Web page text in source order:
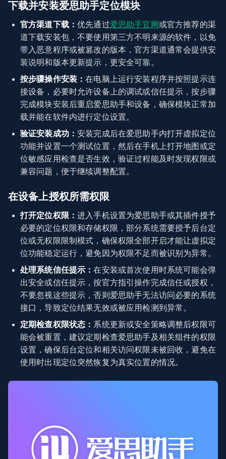
下载并安装爱思助手定位模块
官方渠道下载：优先通过爱思助手官网或官方推荐的渠
道下载安装包，不要使用第三方不明来源的软件，以免
带入恶意程序或被篡改的版本，官方渠道通常会提供安
装说明和版本更新提示，更安全可靠。
按步骤操作安装：在电脑上运行安装程序并按照提示连
接设备，必要时允许设备上的调试或信任提示，按步骤
完成模块安装后重启爱思助手和设备，确保模块正常加
载并能在软件内进行定位设置。
验证安装成功：安装完成后在爱思助手内打开虚拟定位
功能并设置一个测试位置，然后在手机上打开地图或定
位敏感应用检查是否生效，验证过程能及时发现权限或
兼容问题，便于继续调整配置。
在设备上授权所需权限
打开定位权限：进入手机设置为爱思助手或其插件授予
必要的定位权限和存储权限，部分系统需要授予后台定
位或无权限限制模式，确保权限全部开启才能让虚拟定
位功能稳定运行，避免因为权限不足而被识别为异常。
处理系统信任提示：在安装或首次使用时系统可能会弹
出安全或信任提示，按官方指引操作完成信任或授权，
不要忽视这些提示，否则爱思助手无法访问必要的系统
接口，导致定位结果无效或被应用检测到异常。
定期检查权限状态： 系统更新或安全策略调整后权限可
能会被重置，建议定期检查爱思助手及相关组件的权限
设置，确保后台定位和相关访问权限未被回收，避免在
使用时出现定位突然恢复为真实位置的情况。